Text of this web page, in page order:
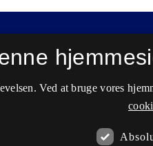
Ved at bruge vores